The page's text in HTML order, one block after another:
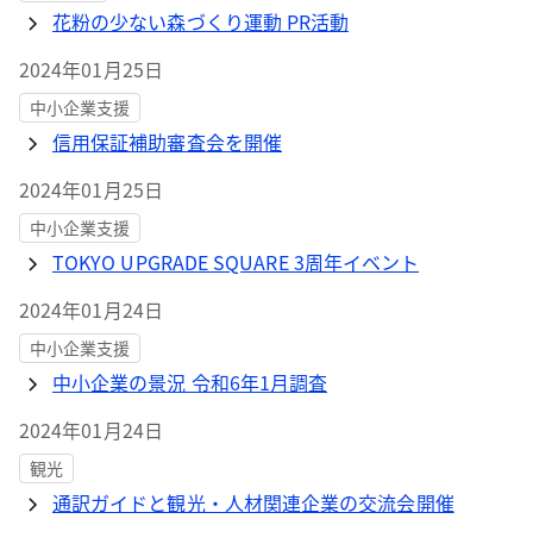
花粉の少ない森づくり運動 PR活動
2024年01月25日
中小企業支援
信用保証補助審査会を開催
2024年01月25日
中小企業支援
TOKYO UPGRADE SQUARE 3周年イベント
2024年01月24日
中小企業支援
中小企業の景況 令和6年1月調査
2024年01月24日
観光
通訳ガイドと観光・人材関連企業の交流会開催